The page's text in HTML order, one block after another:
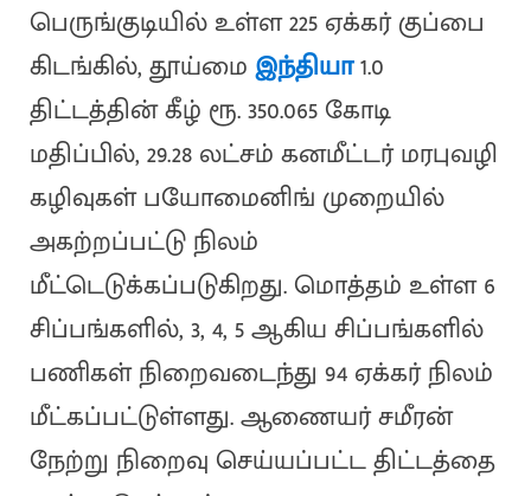
பெருங்குடியில் உள்ள 225 ஏக்கர் குப்பை
கிடங்கில், தூய்மைஇந்தியா1.0
திட்டத்தின் கீழ் ரூ. 350.065 கோடி
மதிப்பில், 29.28 லட்சம் கனமீட்டர் மரபுவழி
கழிவுகள் பயோமைனிங் முறையில்
அகற்றப்பட்டு நிலம்
மீட்டெடுக்கப்படுகிறது. மொத்தம் உள்ள 6
சிப்பங்களில், 3, 4, 5 ஆகிய சிப்பங்களில்
பணிகள் நிறைவடைந்து 94 ஏக்கர் நிலம்
மீட்கப்பட்டுள்ளது. ஆணையர் சமீரன்
நேற்று நிறைவு செய்யப்பட்ட திட்டத்தை